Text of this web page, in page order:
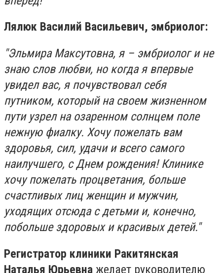
Лялюк Василий Васильевич, эмбриолог:
"Эльмира Максутовна, я – эмбриолог и не
знаю слов любви, но когда я впервые
увидел вас, я почувствовал себя
путником, который на своем жизненном
пути узрел на озаренном солнцем поле
нежную фиалку. Хочу пожелать вам
здоровья, сил, удачи и всего самого
наилучшего, с Днем рождения!Клинике
хочу пожелать процветания, больше
счастливых лиц женщин и мужчин,
уходящих отсюда с детьми и, конечно,
побольше здоровых и красивых детей."
Регистратор клиники Ракитянская
Наталья Юрьевна желает руководителю